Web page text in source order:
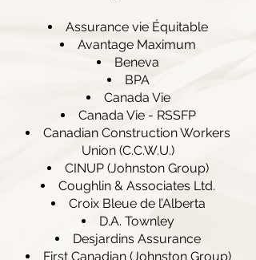
Assurance vie Équitable
Avantage Maximum
Beneva
BPA
Canada Vie
Canada Vie - RSSFP
Canadian Construction Workers
Union (C.C.W.U.)
CINUP (Johnston Group)
Coughlin & Associates Ltd.
Croix Bleue de l’Alberta
D.A. Townley
Desjardins Assurance
First Canadian (Johnston Group)